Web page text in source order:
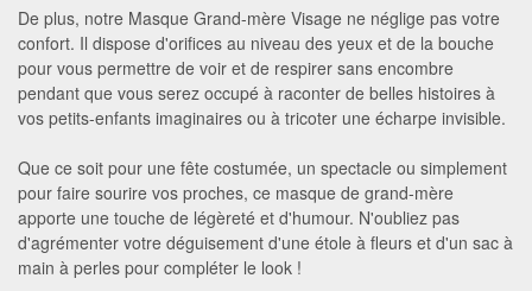
De plus, notre Masque Grand-mère Visage ne néglige pas votre
confort. Il dispose d'orifices au niveau des yeux et de la bouche
pour vous permettre de voir et de respirer sans encombre
pendant que vous serez occupé à raconter de belles histoires à
vos petits-enfants imaginaires ou à tricoter une écharpe invisible.
Que ce soit pour une fête costumée, un spectacle ou simplement
pour faire sourire vos proches, ce masque de grand-mère
apporte une touche de légèreté et d'humour. N'oubliez pas
d'agrémenter votre déguisement d'une étole à fleurs et d'un sac à
main à perles pour compléter le look !